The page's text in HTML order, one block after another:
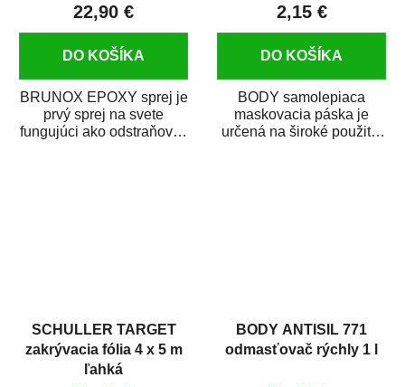
22,90 €
DO KOŠÍKA
BRUNOX EPOXY sprej je
prvý sprej na svete
fungujúci ako odstraňovač
2,15 €
DO KOŠÍKA
BODY samolepiaca
maskovacia páska je
určená na široké použitie
SCHULLER TARGET
zakrývacia fólia 4 x 5 m
ľahká
BODY ANTISIL 771
odmasťovač rýchly 1 l